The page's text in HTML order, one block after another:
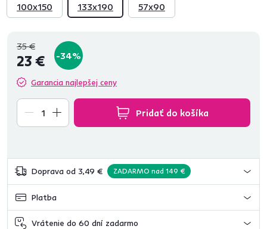
100x150 133x190 57x90
35 €
23 € -34%
Garancia najlepšej ceny
Pridať do košíka
Doprava od 3,49 € ZADARMO nad 149 €
Platba
Vrátenie do 60 dní zadarmo